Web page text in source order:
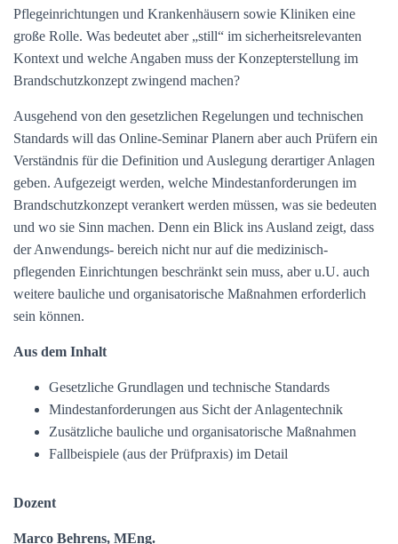
Pflegeinrichtungen und Krankenhäusern sowie Kliniken eine
große Rolle. Was bedeutet aber „still“ im sicherheitsrelevanten
Kontext und welche Angaben muss der Konzepterstellung im
Brandschutzkonzept zwingend machen?
Ausgehend von den gesetzlichen Regelungen und technischen
Standards will das Online-Seminar Planern aber auch Prüfern ein
Verständnis für die Definition und Auslegung derartiger Anlagen
geben. Aufgezeigt werden, welche Mindestanforderungen im
Brandschutzkonzept verankert werden müssen, was sie bedeuten
und wo sie Sinn machen. Denn ein Blick ins Ausland zeigt, dass
der Anwendungs- bereich nicht nur auf die medizinisch-
pflegenden Einrichtungen beschränkt sein muss, aber u.U. auch
weitere bauliche und organisatorische Maßnahmen erforderlich
sein können.
Aus dem Inhalt
Gesetzliche Grundlagen und technische Standards
Mindestanforderungen aus Sicht der Anlagentechnik
Zusätzliche bauliche und organisatorische Maßnahmen
Fallbeispiele (aus der Prüfpraxis) im Detail
Dozent
Marco Behrens, MEng.